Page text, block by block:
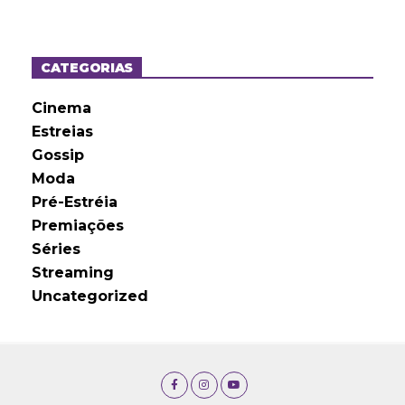
o
sCATEGORIAS
Cinema
Estreias
Gossip
Moda
Pré-Estréia
Premiações
Séries
Streaming
Uncategorized